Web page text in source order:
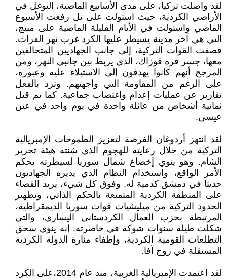
لقد واصلت تركيا، على مدى الأسابيع الماضية، التوغل في
الأراضي الكردية، حيث استولت على تل رفعت الأسبوع
الماضي واستولت في الأيام القليلة الماضية على منبج،
التي هي آخر مدينة يسيطر عليها الكرد غرب نهر الفرات.
قصفت القوات التركية، إلى جانب الجهاديين المتحالفين
معها، جسر قره قوزاك، الذي يربط بين جانبي النهر، ومن
المرجح أنهم كانوا يهدفون إلى الاستيلاء عليه وعبوره،
على الرغم من المقاومة التي واجهتهم. وترد بالفعل
تقارير عن عمليات إعدام واغتصاب جماعية. كما تم قتل
ثمانية أشخاص من عائلة واحدة في يوم واحد في عين
عيسى.
لقد انتهز أردوغان الفرصة لتعزيز الطموحات الإمبريالية
التركية من خلال رعايته للهجوم الذي شنته هيئة تحرير
الشام. وهو ينوي إخضاع شمال سوريا لسيطرته بحكم
الأمر الواقع، واستخدام النظام الذي يديره الجهاديون
حديثا في دمشق كدمية له. وفوق كل شيء، يريد القضاء
على المنطقة الكردية المتمتعة بالحكم الذاتي، وتطهير
الحدود التركية من ميليشيات قوات سوريا الديمقراطية،
المرتبطة بحزب العمال الكردستاني اليساري، والتي
شكلت طيلة سنوات شوكة في خاصرته. إنه ينوي سحق
التطلعات القومية الكردية، وإطفاء منارة الدولة الكردية
المستقلة في روج آفا.
لقد اعتمدت الإمبريالية الغربية، منذ عام 2014،على الكرد